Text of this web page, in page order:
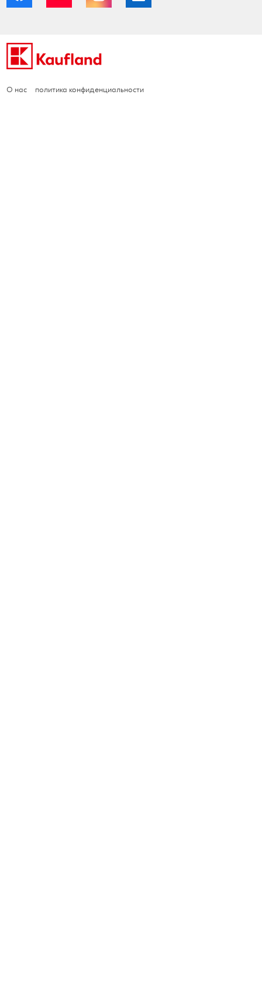
О нас политика конфиденциальности